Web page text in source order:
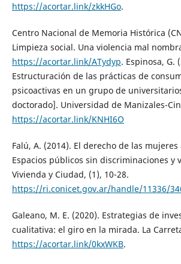
https://acortar.link/zkkHGo.
Centro Nacional de Memoria Histórica
Limpieza social. Una violencia mal
https://acortar.link/ATydyp. Espinosa, G.
Estructuración de las prácticas de
psicoactivas en un grupo de
doctorado]. Universidad de Manizales-
https://acortar.link/KNHI6O
Falú, A. (2014). El derecho de las
Espacios públicos sin discriminaciones y
Vivienda y Ciudad, (1), 10-28.
https://ri.conicet.gov.ar/handle/11336/
Galeano, M. E. (2020). Estrategias de
cualitativa: el giro en la mirada. La
https://acortar.link/0kxWKB.